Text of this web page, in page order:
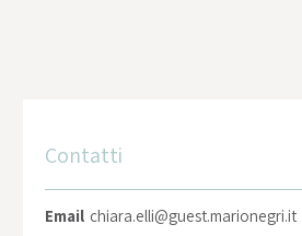
Contatti
Email chiara.elli@guest.marionegri.it